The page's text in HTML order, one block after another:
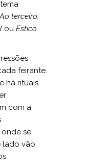
Ao terceiro,
ou Estico
feirante.
há rituais
com a
se
lado vão